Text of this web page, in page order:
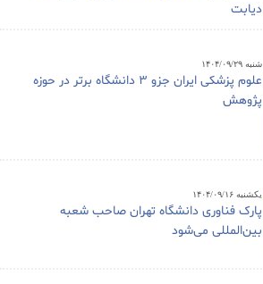
دیابت
شنبه ۱۴۰۴/۰۹/۲۹
علوم پزشکی ایران جزو ۳ دانشگاه برتر در حوزه
پژوهش
یکشنبه ۱۴۰۴/۰۹/۱۶
پارک فناوری دانشگاه تهران صاحب شعبه
بین‌المللی می‌شود